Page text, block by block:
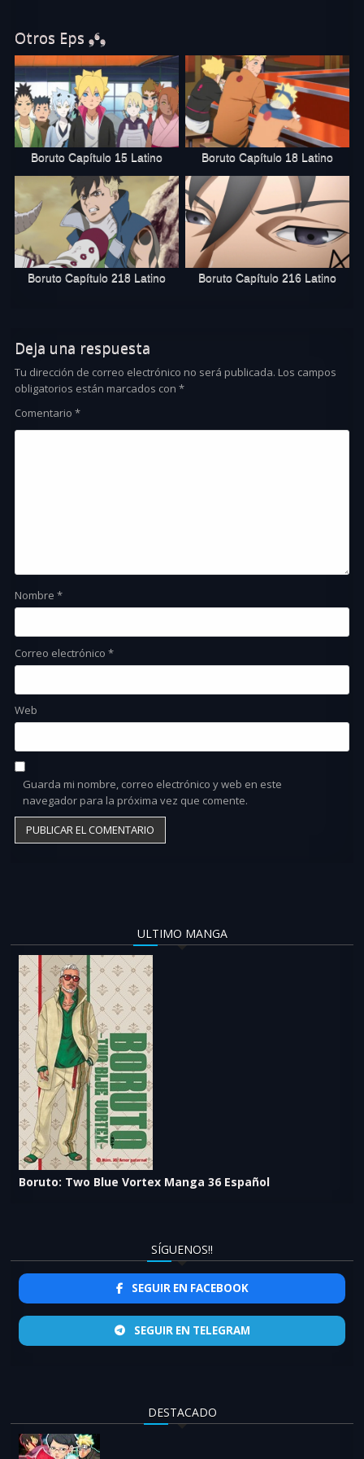
Otros Eps ❟❛❟
Boruto Capítulo 15 Latino Boruto Capítulo 18 Latino
Boruto Capítulo 218 Latino Boruto Capítulo 216 Latino
Deja una respuesta
Tu dirección de correo electrónico no será publicada. Los campos
obligatorios están marcados con*
Comentario*
Nombre*
Correo electrónico*
Web
Guarda mi nombre, correo electrónico y web en este
navegador para la próxima vez que comente.
ULTIMO MANGA
Boruto: Two Blue Vortex Manga 36 Español
SÍGUENOS!!
SEGUIR EN FACEBOOK
SEGUIR EN TELEGRAM
DESTACADO